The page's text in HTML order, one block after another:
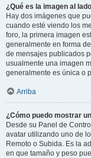
¿Qué es la imagen al
Hay dos imágenes que
cuando esté viendo los
foro, la primera imagen
generalmente en forma
de mensajes publicados
usualmente una imagen
generalmente es única o
Arriba
¿Cómo puedo mostrar
Desde su Panel de
avatar utilizando uno de
Remoto o Subida. Es la
en que tamaño y peso